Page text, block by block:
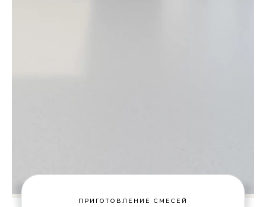
ПРИГОТОВЛЕНИЕ СМЕСЕЙ